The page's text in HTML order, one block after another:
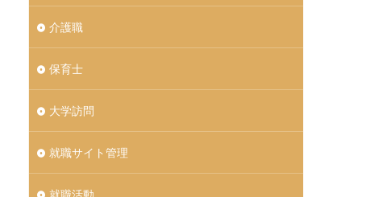
介護職
保育士
大学訪問
就職サイト管理
就職活動